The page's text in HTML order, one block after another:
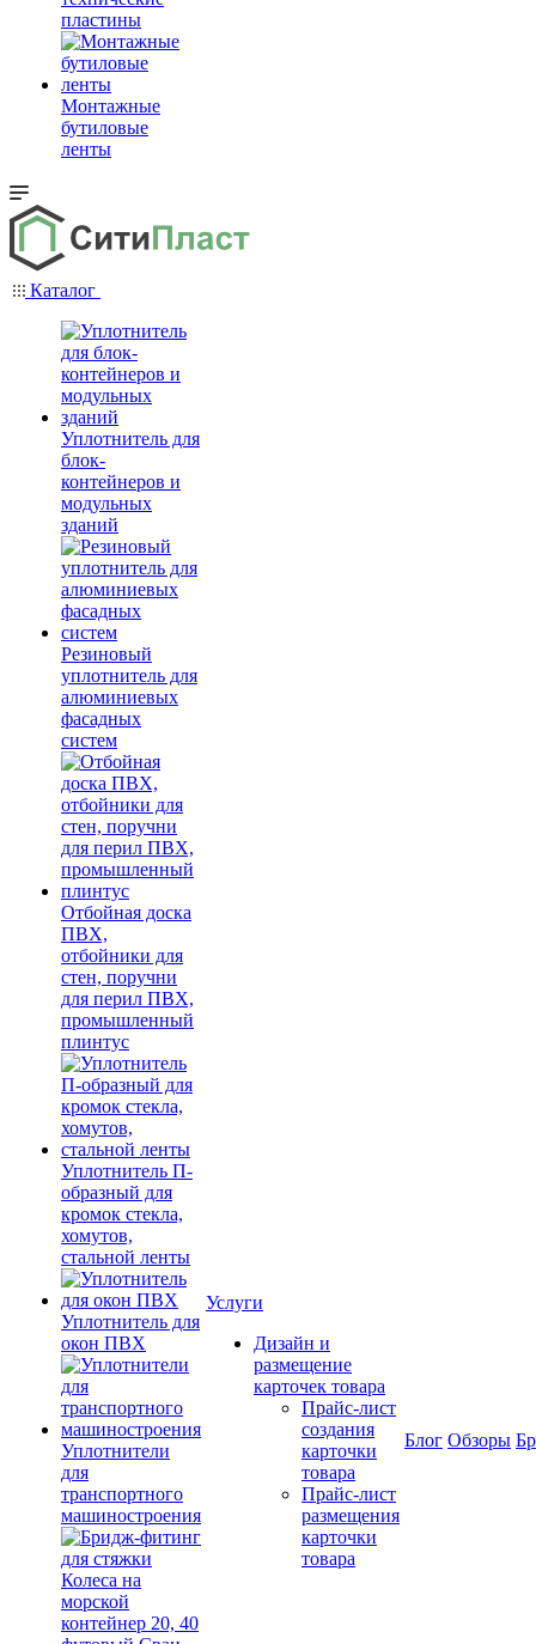
пластины
Монтажные
бутиловые
ленты
Каталог
Уплотнитель для
блок-
контейнеров и
модульных
зданий
Резиновый
уплотнитель для
алюминиевых
фасадных
систем
Отбойная доска
ПВХ,
отбойники для
стен, поручни
для перил ПВХ,
промышленный
плинтус
Уплотнитель П-
образный для
кромок стекла,
хомутов,
стальной ленты
Уплотнитель для
окон ПВХ
Уплотнители
для
транспортного
машиностроения
Услуги
Дизайн и
размещение
карточек товара
Прайс-лист
создания
карточки
товара
Прайс-лист
размещения
карточки
товара
Блог Обзоры